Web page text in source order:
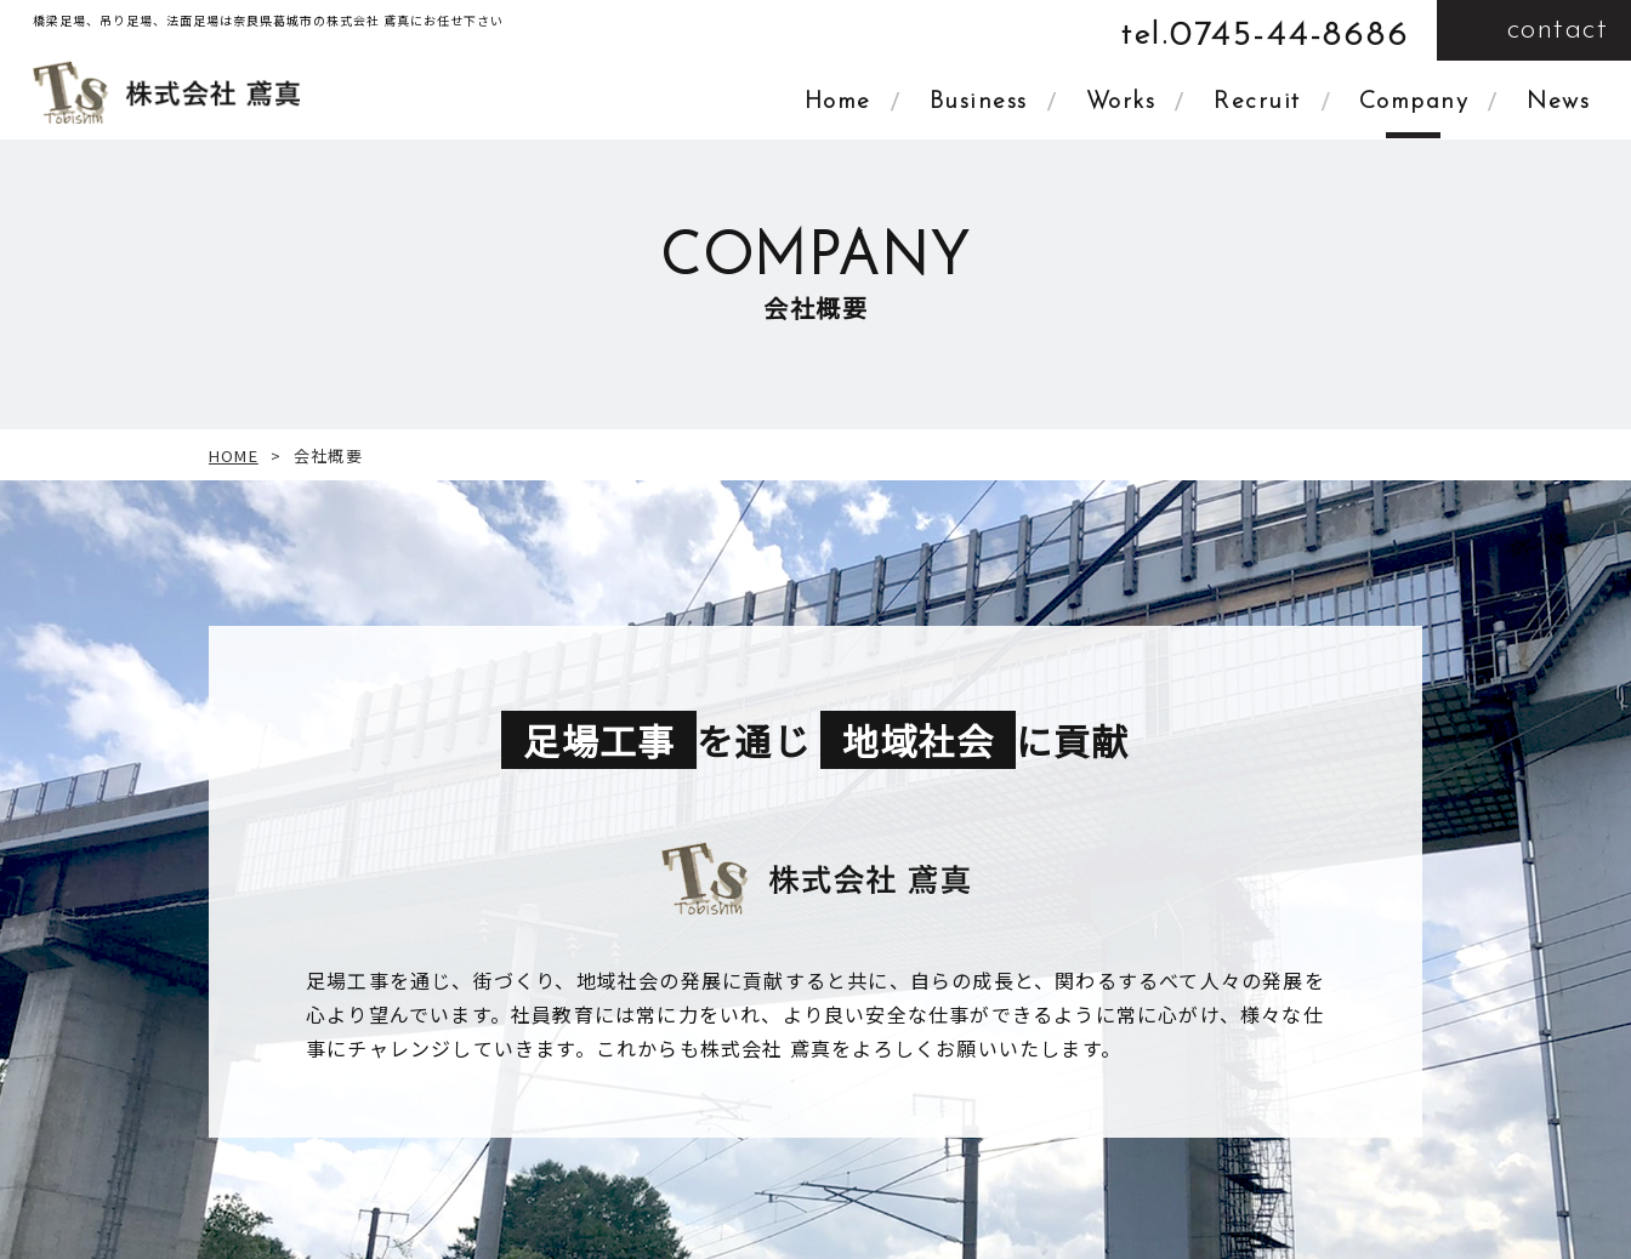
橋梁足場、吊り足場、法面足場は奈良県葛城市の株式会社 鳶真にお任せ下さい
Home Business Works Recruit Company News
contact
tel.0745-44-8686
COMPANY
会社概要
HOME 会社概要
足場工事 を通じ 地域社会 に貢献
足場工事を通じ、街づくり、地域社会の発展に貢献すると共に、自らの成長と、関わるするべて人々の発展を
心より望んでいます。社員教育には常に力をいれ、より良い安全な仕事ができるように常に心がけ、様々な仕
事にチャレンジしていきます。これからも株式会社 鳶真をよろしくお願いいたします。